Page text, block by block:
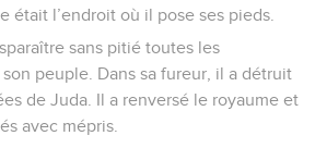
était l’endroit où il pose ses pieds.
sans pitié toutes les
peuple. Dans sa fureur, il a détruit
de Juda. Il a renversé le royaume et
avec mépris.